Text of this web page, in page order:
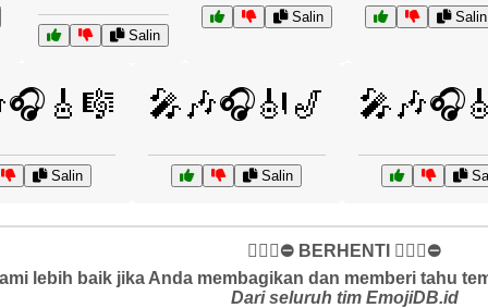
Salin
Salin Salin
Salin
🎤🎶🎧🎻🎷
Salin
✋🏻🛑⛔️ BERHENTI ✋🏻🛑⛔️
lebih baik jika Anda membagikan dan memberi tahu
Dari seluruh tim EmojiDB.id